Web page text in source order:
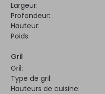
Largeur:
Profondeur:
Hauteur:
Poids:
Gril
Gril:
Type de gril:
Hauteurs de cuisine: